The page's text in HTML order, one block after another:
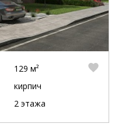
129 м²
кирпич
2 этажа